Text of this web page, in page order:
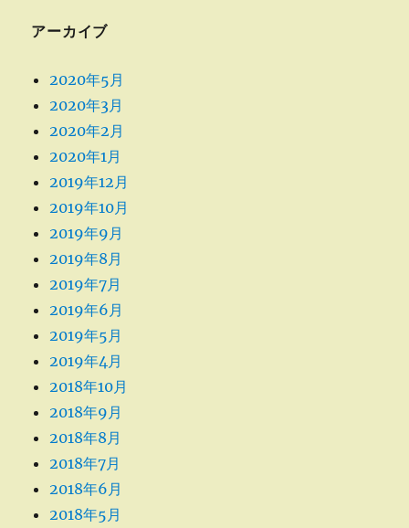
アーカイブ
2020年5月
2020年3月
2020年2月
2020年1月
2019年12月
2019年10月
2019年9月
2019年8月
2019年7月
2019年6月
2019年5月
2019年4月
2018年10月
2018年9月
2018年8月
2018年7月
2018年6月
2018年5月